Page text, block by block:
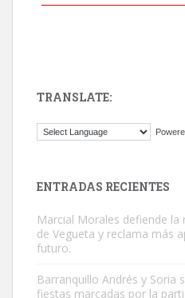
El ayuntamiento se va a llevar a
TRANSLATE:
ENTRADAS RECIENTES
Marcial Morales defiende
de Vegueta y reclama más
futuro.
Barranquillo Andrés y Soria
fiestas marcadas por la